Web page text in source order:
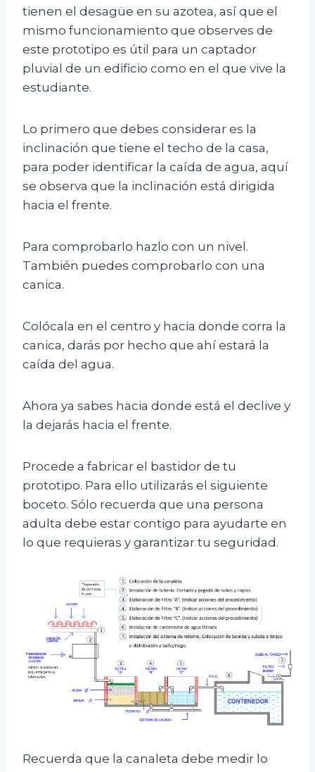
tienen el desagüe en su azotea, así que el
mismo funcionamiento que observes de
este prototipo es útil para un captador
pluvial de un edificio como en el que vive la
estudiante.
Lo primero que debes considerar es la
inclinación que tiene el techo de la casa,
para poder identificar la caída de agua, aquí
se observa que la inclinación está dirigida
hacia el frente.
Para comprobarlo hazlo con un nivel.
También puedes comprobarlo con una
canica.
Colócala en el centro y hacia donde corra la
canica, darás por hecho que ahí estará la
caída del agua.
Ahora ya sabes hacia donde está el declive y
la dejarás hacia el frente.
Procede a fabricar el bastidor de tu
prototipo. Para ello utilizarás el siguiente
boceto. Sólo recuerda que una persona
adulta debe estar contigo para ayudarte en
lo que requieras y garantizar tu seguridad.
Recuerda que la canaleta debe medir lo